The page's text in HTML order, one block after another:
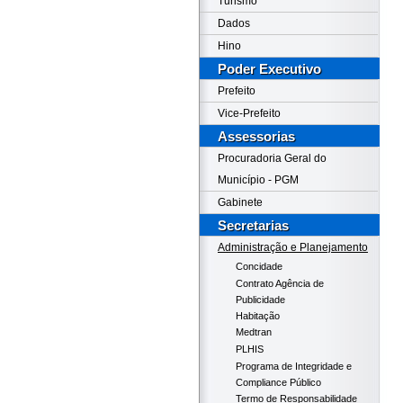
Dados
Hino
Poder Executivo
Prefeito
Vice-Prefeito
Assessorias
Procuradoria Geral do
Município - PGM
Gabinete
Secretarias
Administração e Planejamento
Concidade
Contrato Agência de
Publicidade
Habitação
Medtran
PLHIS
Programa de Integridade e
Compliance Público
Termo de Responsabilidade